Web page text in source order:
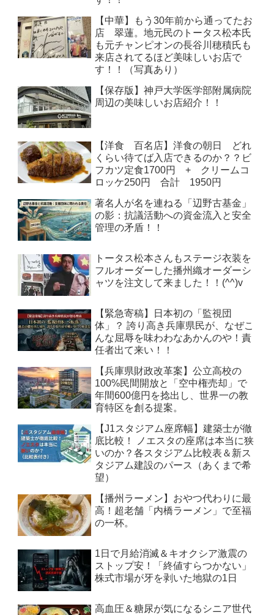
【中華】もう30年前から通ってたお
店 翠蓮。地元民のトータス松本氏
も元チャンピオンの長谷川穂積氏も
来店されてるほど美味しいお店で
す！！（写真あり）
【保存版】神戸大学医学部附属病院
周辺の美味しいお店紹介！！
【洋食 百名店】洋食の朝日 どれ
くらい待てば入店できるのか？？ビ
フカツ定食1700円 + クリームコ
ロッケ250円 合計 1950円
著名人が名を連ねる「辺野古基金」
の影：抗議活動への資金流入と安全
管理の矛盾！！
トータス松本さんもステージ衣装を
フルオーダーした播州織オーダーシ
ャツを注文して来ました！！(^^)v
【緊急寄稿】日本初の「監視団
体」？ 誇り高き兵庫県民が、なぜこ
んな屈辱を味わわなあかんのや！責
任者出て来い！！
【兵庫県財政改革案】公立高校の
100%民間開放と「空中権売却」で
年間600億円を捻出し、世界一の教
育特区を創る提案。
【J1スタジアム座席幅】建築士が徹
底比較！ ノエスタの座席は本当に狭
いのか？各スタジアム比較表＆新ス
タジアム建設のパース（あくまで希
望）
【播州ラーメン】おやつ代わりに最
高！超老舗「内橋ラーメン」で至福
の一杯。
1日で月給消滅＆キオクシア激震の
ストップ安！「終値すらつかない」
株式市場が牙を剥いた地獄の1日
高血圧＆糖尿が気になるシニア世代